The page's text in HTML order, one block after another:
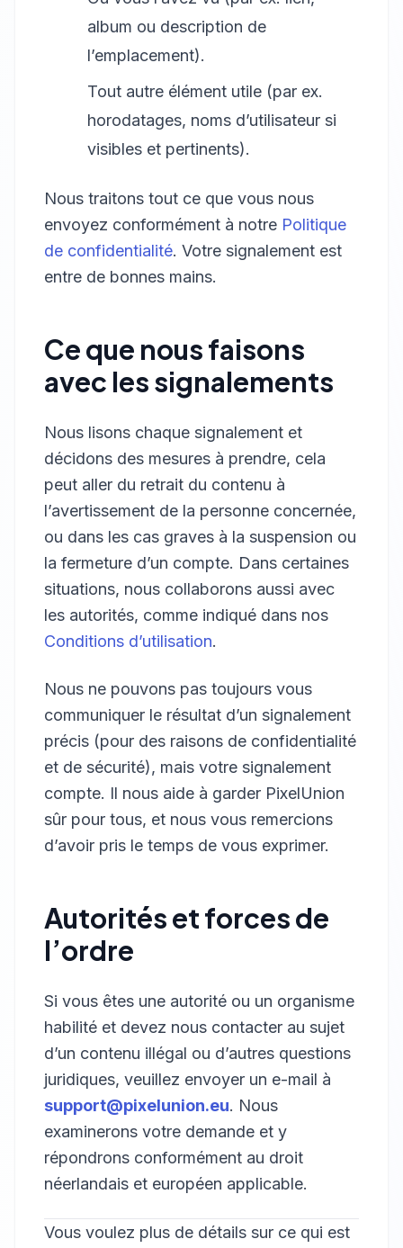
album ou description de
l’emplacement).
Tout autre élément utile (par ex.
horodatages, noms d’utilisateur si
visibles et pertinents).
Nous traitons tout ce que vous nous
envoyez conformément à notre Politique
de confidentialité. Votre signalement est
entre de bonnes mains.
Ce que nous faisons
avec les signalements
Nous lisons chaque signalement et
décidons des mesures à prendre, cela
peut aller du retrait du contenu à
l’avertissement de la personne concernée,
ou dans les cas graves à la suspension ou
la fermeture d’un compte. Dans certaines
situations, nous collaborons aussi avec
les autorités, comme indiqué dans nos
Conditions d’utilisation.
Nous ne pouvons pas toujours vous
communiquer le résultat d’un signalement
précis (pour des raisons de confidentialité
et de sécurité), mais votre signalement
compte. Il nous aide à garder PixelUnion
sûr pour tous, et nous vous remercions
d’avoir pris le temps de vous exprimer.
Autorités et forces de
l’ordre
Si vous êtes une autorité ou un organisme
habilité et devez nous contacter au sujet
d’un contenu illégal ou d’autres questions
juridiques, veuillez envoyer un e-mail à
support@pixelunion.eu. Nous
examinerons votre demande et y
répondrons conformément au droit
néerlandais et européen applicable.
Vous voulez plus de détails sur ce qui est